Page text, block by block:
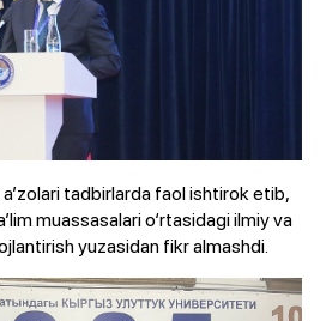
tadbirlarda faol ishtirok etib,
muassasalari o‘rtasidagi ilmiy va
yuzasidan fikr almashdi.